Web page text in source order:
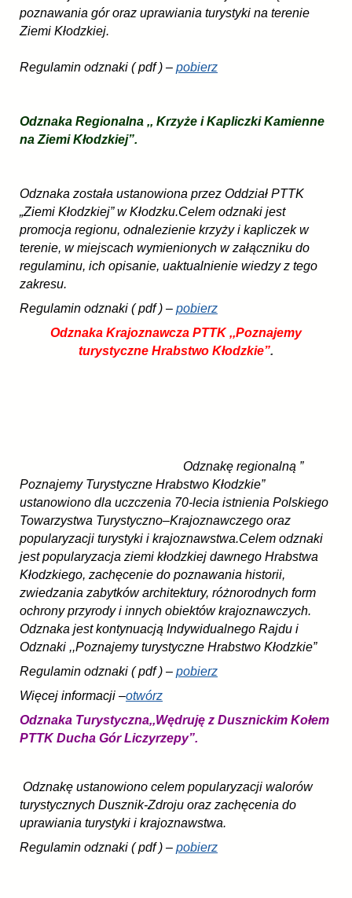
poznawania gór oraz uprawiania turystyki na terenie
Ziemi Kłodzkiej.
Regulamin odznaki ( pdf ) – pobierz
Odznaka Regionalna ,, Krzyże i Kapliczki Kamienne
na Ziemi Kłodzkiej”.
Odznaka została ustanowiona przez Oddział PTTK
„Ziemi Kłodzkiej” w Kłodzku.Celem odznaki jest
promocja regionu, odnalezienie krzyży i kapliczek w
terenie, w miejscach wymienionych w załączniku do
regulaminu, ich opisanie, uaktualnienie wiedzy z tego
zakresu.
Regulamin odznaki ( pdf ) – pobierz
Odznaka Krajoznawcza PTTK ,,Poznajemy
turystyczne Hrabstwo Kłodzkie”.
Odznakę regionalną ”
Poznajemy Turystyczne Hrabstwo Kłodzkie”
ustanowiono dla uczczenia 70-lecia istnienia Polskiego
Towarzystwa Turystyczno–Krajoznawczego oraz
popularyzacji turystyki i krajoznawstwa.Celem odznaki
jest popularyzacja ziemi kłodzkiej dawnego Hrabstwa
Kłodzkiego, zachęcenie do poznawania historii,
zwiedzania zabytków architektury, różnorodnych form
ochrony przyrody i innych obiektów krajoznawczych.
Odznaka jest kontynuacją Indywidualnego Rajdu i
Odznaki ,,Poznajemy turystyczne Hrabstwo Kłodzkie”
Regulamin odznaki ( pdf ) – pobierz
Więcej informacji –otwórz
Odznaka Turystyczna,,Wędruję z Dusznickim Kołem
PTTK Ducha Gór Liczyrzepy”.
Odznakę ustanowiono celem popularyzacji walorów
turystycznych Dusznik-Zdroju oraz zachęcenia do
uprawiania turystyki i krajoznawstwa.
Regulamin odznaki ( pdf ) – pobierz